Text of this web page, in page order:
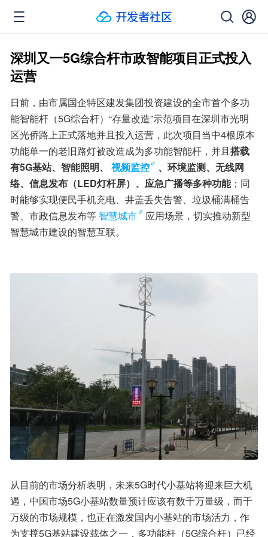
深圳又一5G综合杆市政智能项目正式投入
运营
日前，由市属国企特区建发集团投资建设的全市首个多功
能智能杆（5G综合杆）“存量改造”示范项目在深圳市光明
区光侨路上正式落地并且投入运营，此次项目当中4根原本
功能单一的老旧路灯被改造成为多功能智能杆，并且搭载
有5G基站、智能照明、
视频监控
、环境监测、无线网
络、信息发布（LED灯杆屏）、应急广播等多种功能；同
时能够实现便民手机充电、井盖丢失告警、垃圾桶满桶告
警、市政信息发布等 智慧城市
应用场景，切实推动新型
智慧城市建设的智慧互联。
从目前的市场分析表明，未来5G时代小基站将迎来巨大机
遇，中国市场5G小基站数量预计应该有数千万量级，而千
万级的市场规模，也正在激发国内小基站的市场活力，作
为支撑5G基站建设载体之一，多功能杆（5G综合杆）已经